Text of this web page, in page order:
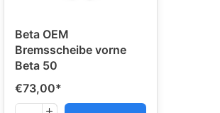
Beta OEM
Bremsscheibe vorne
Beta 50
€73,00*